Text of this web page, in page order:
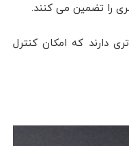
را تضمین می کنند.
دارند که امکان کنترل